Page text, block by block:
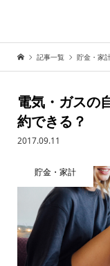
記事一覧 貯金・家
電気・ガスの
約できる？
2017.09.11
貯金・家計